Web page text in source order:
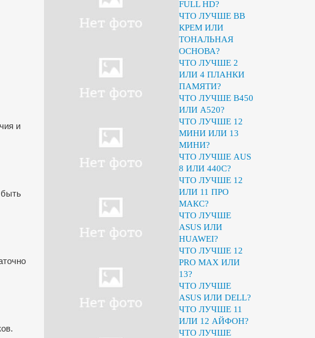
и
быть
FULL HD?
ЧТО ЛУЧШЕ BB
КРЕМ ИЛИ
ТОНАЛЬНАЯ
ОСНОВА?
ЧТО ЛУЧШЕ 2
ИЛИ 4 ПЛАНКИ
ПАМЯТИ?
ЧТО ЛУЧШЕ B450
ИЛИ A520?
ЧТО ЛУЧШЕ 12
МИНИ ИЛИ 13
МИНИ?
ЧТО ЛУЧШЕ AUS
8 ИЛИ 440C?
ЧТО ЛУЧШЕ 12
ИЛИ 11 ПРО
МАКС?
ЧТО ЛУЧШЕ
ASUS ИЛИ
HUAWEI?
ЧТО ЛУЧШЕ 12
PRO MAX ИЛИ
13?
ЧТО ЛУЧШЕ
ASUS ИЛИ DELL?
ЧТО ЛУЧШЕ 11
ИЛИ 12 АЙФОН?
ЧТО ЛУЧШЕ